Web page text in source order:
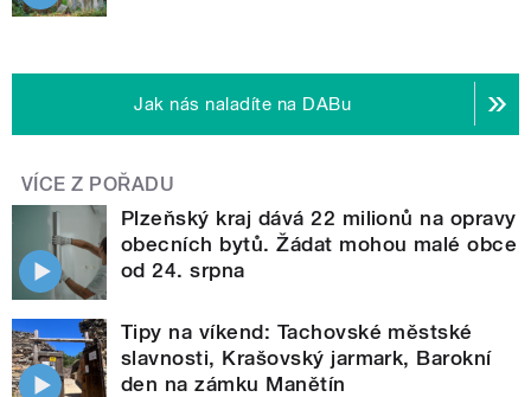
Jak nás naladíte na DABu
VÍCE Z POŘADU
Plzeňský kraj dává 22 milionů na opravy
obecních bytů. Žádat mohou malé obce
od 24. srpna
Tipy na víkend: Tachovské městské
slavnosti, Krašovský jarmark, Barokní
den na zámku Manětín